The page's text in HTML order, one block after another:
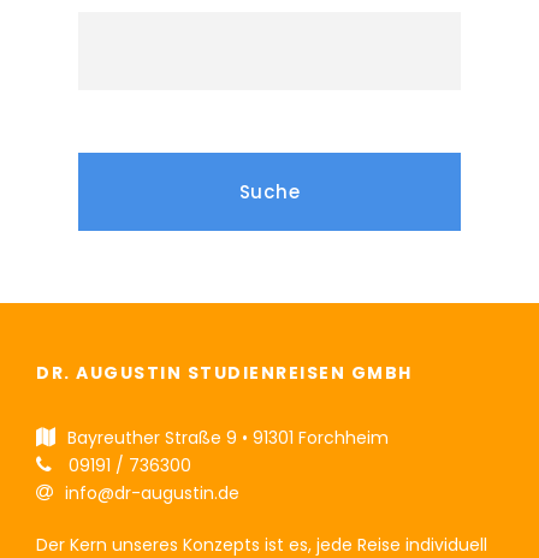
DR. AUGUSTIN STUDIENREISEN GMBH
Bayreuther Straße 9 • 91301 Forchheim
09191 / 736300
info@dr-augustin.de
Der Kern unseres Konzepts ist es, jede Reise individuell